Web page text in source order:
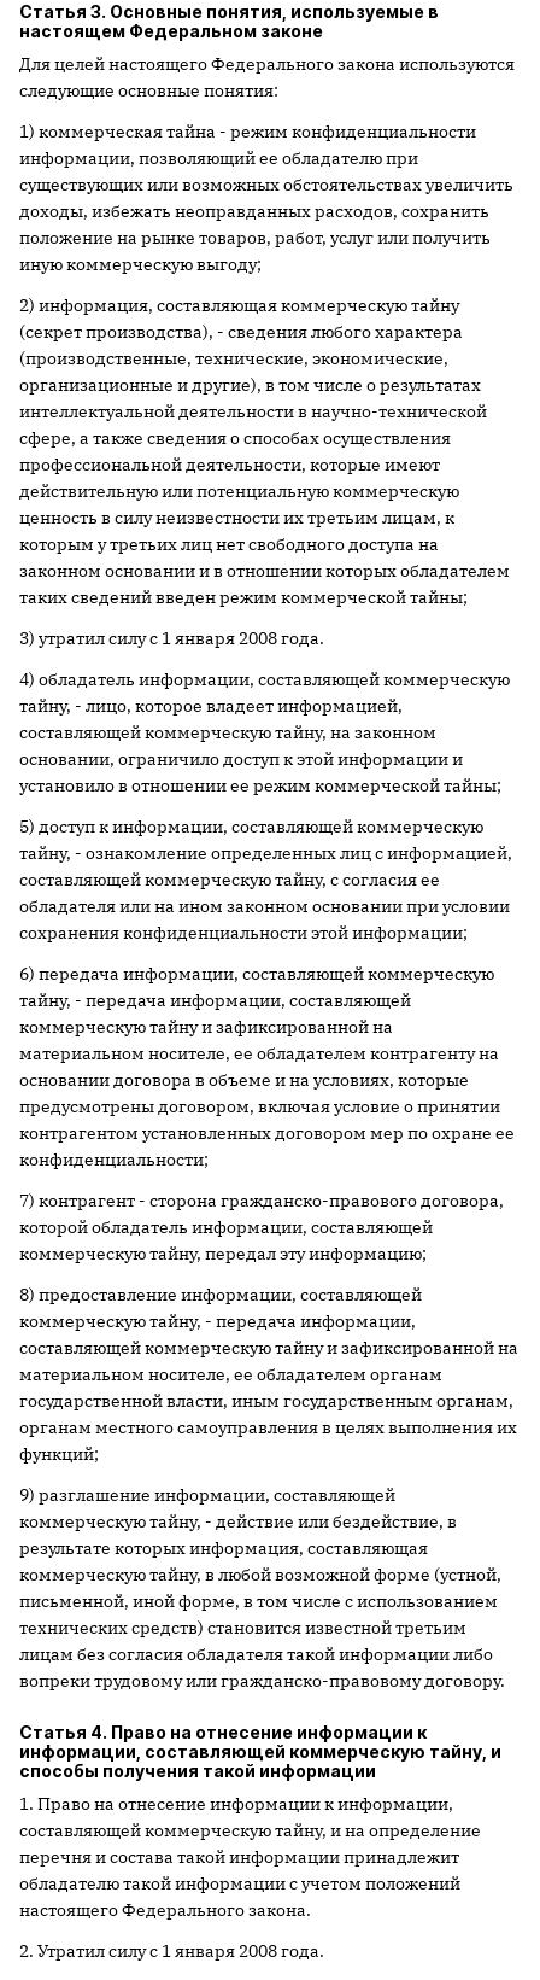
Статья 3. Основные понятия, используемые в
настоящем Федеральном законе
Для целей настоящего Федерального закона используются
следующие основные понятия:
1) коммерческая тайна - режим конфиденциальности
информации, позволяющий ее обладателю при
существующих или возможных обстоятельствах увеличить
доходы, избежать неоправданных расходов, сохранить
положение на рынке товаров, работ, услуг или получить
иную коммерческую выгоду;
2) информация, составляющая коммерческую тайну
(секрет производства), - сведения любого характера
(производственные, технические, экономические,
организационные и другие), в том числе о результатах
интеллектуальной деятельности в научно-технической
сфере, а также сведения о способах осуществления
профессиональной деятельности, которые имеют
действительную или потенциальную коммерческую
ценность в силу неизвестности их третьим лицам, к
которым у третьих лиц нет свободного доступа на
законном основании и в отношении которых обладателем
таких сведений введен режим коммерческой тайны;
3) утратил силу с 1 января 2008 года.
4) обладатель информации, составляющей коммерческую
тайну, - лицо, которое владеет информацией,
составляющей коммерческую тайну, на законном
основании, ограничило доступ к этой информации и
установило в отношении ее режим коммерческой тайны;
5) доступ к информации, составляющей коммерческую
тайну, - ознакомление определенных лиц с информацией,
составляющей коммерческую тайну, с согласия ее
обладателя или на ином законном основании при условии
сохранения конфиденциальности этой информации;
6) передача информации, составляющей коммерческую
тайну, - передача информации, составляющей
коммерческую тайну и зафиксированной на
материальном носителе, ее обладателем контрагенту на
основании договора в объеме и на условиях, которые
предусмотрены договором, включая условие о принятии
контрагентом установленных договором мер по охране ее
конфиденциальности;
7) контрагент - сторона гражданско-правового договора,
которой обладатель информации, составляющей
коммерческую тайну, передал эту информацию;
8) предоставление информации, составляющей
коммерческую тайну, - передача информации,
составляющей коммерческую тайну и зафиксированной на
материальном носителе, ее обладателем органам
государственной власти, иным государственным органам,
органам местного самоуправления в целях выполнения их
функций;
9) разглашение информации, составляющей
коммерческую тайну, - действие или бездействие, в
результате которых информация, составляющая
коммерческую тайну, в любой возможной форме (устной,
письменной, иной форме, в том числе с использованием
технических средств) становится известной третьим
лицам без согласия обладателя такой информации либо
вопреки трудовому или гражданско-правовому договору.
Статья 4. Право на отнесение информации к
информации, составляющей коммерческую тайну, и
способы получения такой информации
1. Право на отнесение информации к информации,
составляющей коммерческую тайну, и на определение
перечня и состава такой информации принадлежит
обладателю такой информации с учетом положений
настоящего Федерального закона.
2. Утратил силу с 1 января 2008 года.